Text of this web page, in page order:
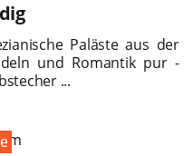
Paläste aus der
und Romantik pur -
...